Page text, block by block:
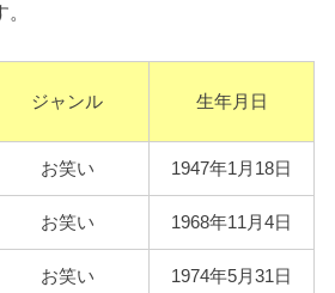
ジャンル 生年月日
お笑い 1947年1月18日
お笑い 1968年11月4日
お笑い 1974年5月31日